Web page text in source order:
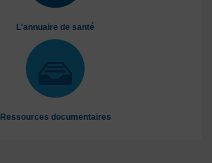
L'annuaire de santé
Ressources documentaires